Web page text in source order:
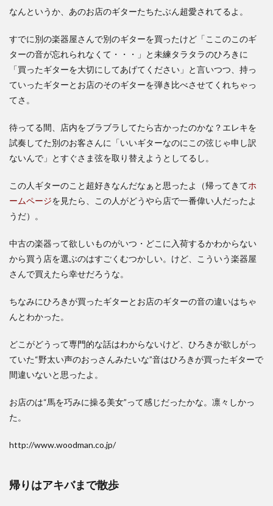
なんというか、あのお店のギターたちたぶん超愛されてるよ。
すでに別の楽器屋さんで別のギターを買ったけど「ここのこのギ
ターの音が忘れられなくて・・・」と未練タラタラのひろきに
「買ったギターを大切にしてあげてください」と言いつつ、持っ
ていったギターとお店のそのギターを弾き比べさせてくれちゃっ
てさ。
待ってる間、店内をブラブラしてたら古かったのかな？エレキを
試奏してた別のお客さんに「いいギターなのにこの弦じゃ申し訳
ないんで」とすぐさま弦を取り替えようとしてるし。
この人ギターのこと超好きなんだなぁと思ったよ（帰ってきてホ
ームページを見たら、この人がどうやら店で一番偉い人だったよ
うだ）。
中古の楽器って欲しいものがいつ・どこに入荷するかわからない
から買う店を選ぶのはすごくむつかしい。けど、こういう楽器屋
さんで買えたら幸せだろうな。
ちなみにひろきが買ったギターとお店のギターの音の違いはちゃ
んとわかった。
どこがどうって専門的な話はわからないけど、ひろきが欲しがっ
ていた“野太い声のおっさんみたいな”音はひろきが買ったギターで
間違いないと思ったよ。
お店のは“馬を巧みに操る美女”って感じだったかな。凛々しかっ
た。
http://www.woodman.co.jp/
帰りはアキバまで散歩